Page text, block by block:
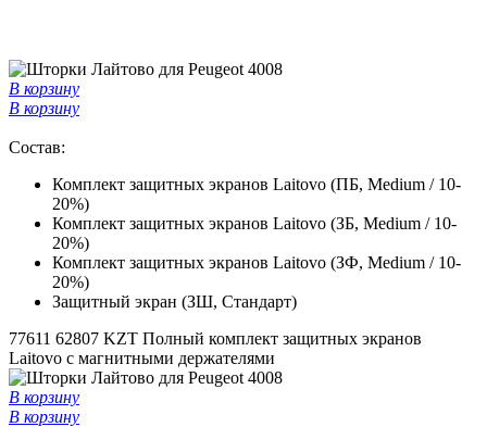
В корзину
В корзину
Состав:
Комплект защитных экранов Laitovo (ПБ, Medium / 10-
20%)
Комплект защитных экранов Laitovo (ЗБ, Medium / 10-
20%)
Комплект защитных экранов Laitovo (ЗФ, Medium / 10-
20%)
Защитный экран (ЗШ, Стандарт)
77611 62807 KZT Полный комплект защитных экранов
Laitovo с магнитными держателями
В корзину
В корзину